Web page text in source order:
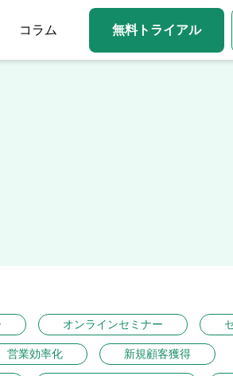
コラム 無料トライアル
オンラインセミナー
営業効率化 新規顧客獲得